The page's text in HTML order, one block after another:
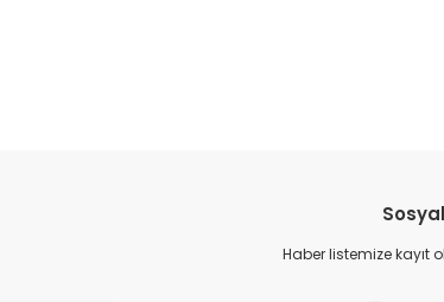
Haber listemize